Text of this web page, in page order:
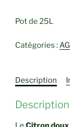
Pot de 25L
Catégories :
Description
Description